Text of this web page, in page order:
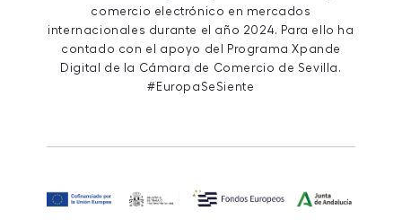
comercio electrónico en mercados
internacionales durante el año 2024. Para ello ha
contado con el apoyo del Programa Xpande
Digital de la Cámara de Comercio de Sevilla.
#EuropaSeSiente